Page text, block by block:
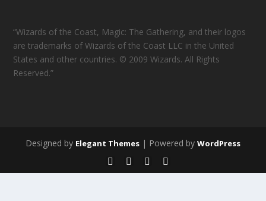
“Wizards of the Coast, Magic: The Gathering, and their logos
are trademarks of Wizards of the Coast LLC in the United
States and other countries. © 2009 Wizards. All Rights
Reserved.”
Designed by Elegant Themes | Powered by WordPress